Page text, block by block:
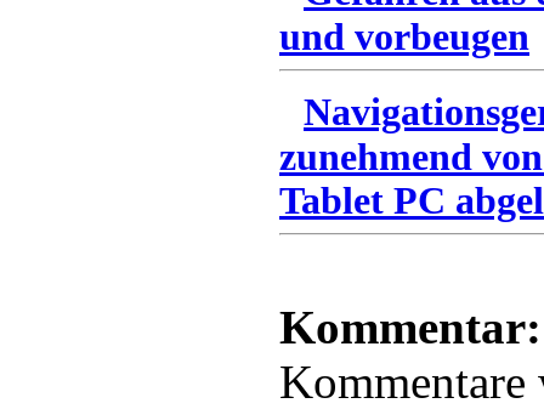
und vorbeugen
zunehmend
Tablet PC
Kommentar: